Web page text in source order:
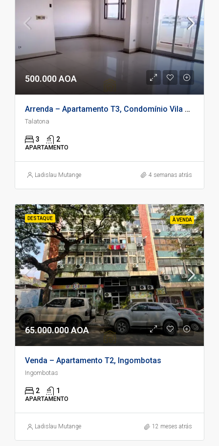
500.000 AOA
Arrenda – Apartamento T3, Condomínio Vila Nova, Talatona
Talatona
3 2
APARTAMENTO
Ladislau Mutange 4 semanas atrás
DESTAQUE À VENDA
65.000.000 AOA
Venda – Apartamento T2, Ingombotas
Ingombotas
2 1
APARTAMENTO
Ladislau Mutange 12 meses atrás